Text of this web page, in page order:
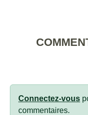
Connectez-vous
commentaires.